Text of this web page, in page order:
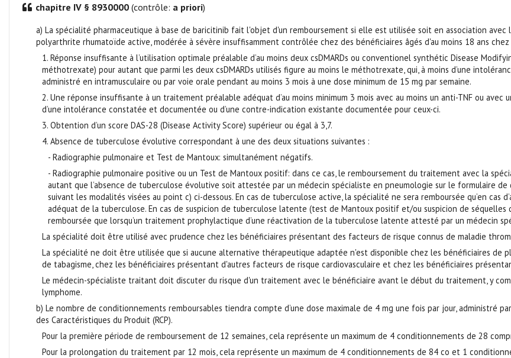
chapitre IV § 8930000 (contrôle: a priori)
a) La spécialité pharmaceutique à base de baricitinib fait l'objet d'un remboursement si elle est utilisée soit en association
polyarthrite rhumatoïde active, modérée à sévère insuffisamment contrôlée chez des bénéficiaires âgés d'au moins 18 ans
1. Réponse insuffisante à l’utilisation optimale préalable d’au moins deux csDMARDs ou conventionel synthétic Disease
méthotrexate) pour autant que parmi les deux csDMARDs utilisés figure au moins le méthotrexate, qui, à moins d’une
administré en intramusculaire ou par voie orale pendant au moins 3 mois à une dose minimum de 15 mg par semaine.
2. Une réponse insuffisante à un traitement préalable adéquat d’au moins minimum 3 mois avec au moins un anti-TNF ou
d’une intolérance constatée et documentée ou d’une contre-indication existante documentée pour ceux-ci.
3. Obtention d’un score DAS-28 (Disease Activity Score) supérieur ou égal à 3,7.
4. Absence de tuberculose évolutive correspondant à une des deux situations suivantes :
- Radiographie pulmonaire et Test de Mantoux: simultanément négatifs.
- Radiographie pulmonaire positive ou un Test de Mantoux positif: dans ce cas, le remboursement du traitement avec la
autant que l’absence de tuberculose évolutive soit attestée par un médecin spécialiste en pneumologie sur le formulaire
suivant les modalités visées au point c) ci-dessous. En cas de tuberculose active, la spécialité ne sera remboursée qu’en
adéquat de la tuberculose. En cas de suspicion de tuberculose latente (test de Mantoux positif et/ou suspicion de
remboursée que lorsqu’un traitement prophylactique d’une réactivation de la tuberculose latente attesté par un médecin
La spécialité doit être utilisé avec prudence chez les bénéficiaires présentant des facteurs de risque connus de maladie
La spécialité ne doit être utilisée que si aucune alternative thérapeutique adaptée n'est disponible chez les bénéficiaires de
de tabagisme, chez les bénéficiaires présentant d'autres facteurs de risque cardiovasculaire et chez les bénéficiaires
Le médecin-spécialiste traitant doit discuter du risque d'un traitement avec le bénéficiaire avant le début du traitement, y
lymphome.
b) Le nombre de conditionnements remboursables tiendra compte d’une dose maximale de 4 mg une fois par jour, administré
des Caractéristiques du Produit (RCP).
Pour la première période de remboursement de 12 semaines, cela représente un maximum de 4 conditionnements de 28
Pour la prolongation du traitement par 12 mois, cela représente un maximum de 4 conditionnements de 84 co et 1